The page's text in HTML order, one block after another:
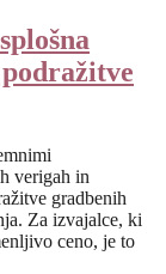
verigah in
gradbenih
Za izvajalce, ki
ceno, je to